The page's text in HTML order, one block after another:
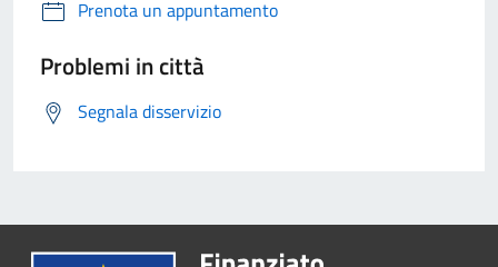
Prenota un appuntamento
Problemi in città
Segnala disservizio